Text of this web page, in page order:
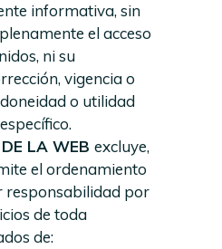
informativa, sin
el acceso
ni su
vigencia o
o utilidad
DE LA WEB excluye,
el ordenamiento
responsabilidad por
de toda
de: